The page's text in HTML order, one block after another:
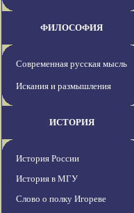
ФИЛОСОФИЯ
Современная русская мысль
Искания и размышления
ИСТОРИЯ
История России
История в МГУ
Слово о полку Игореве